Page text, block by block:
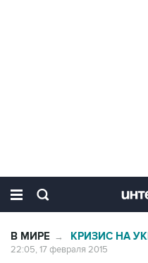
В МИРЕ → КРИЗИС НА
22:05, 17 февраля 2015